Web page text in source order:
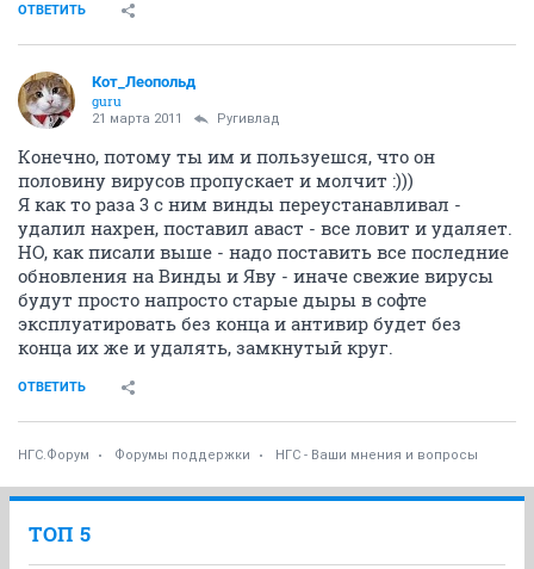
ОТВЕТИТЬ
Кот_Леопольд
guru
21 марта 2011 Ругивлад
Конечно, потому ты им и пользуешся, что он
половину вирусов пропускает и молчит :)))
Я как то раза 3 с ним винды переустанавливал -
удалил нахрен, поставил аваст - все ловит и удаляет.
НО, как писали выше - надо поставить все последние
обновления на Винды и Яву - иначе свежие вирусы
будут просто напросто старые дыры в софте
эксплуатировать без конца и антивир будет без
конца их же и удалять, замкнутый круг.
ОТВЕТИТЬ
НГС.Форум Форумы поддержки НГС - Ваши мнения и вопросы
ТОП 5